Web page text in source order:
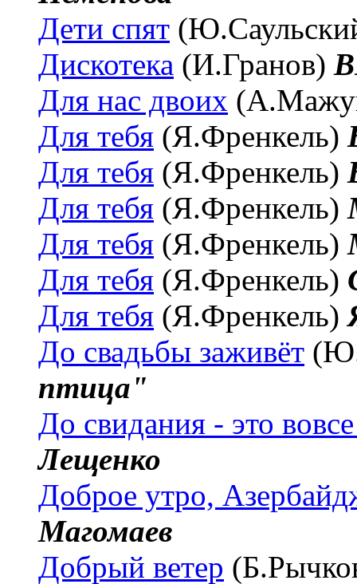
Дети спят
Дискотека (И.Гранов)
Для нас двоих
Для тебя (Я.Френкель)
Для тебя (Я.Френкель)
Для тебя (Я.Френкель)
Для тебя (Я.Френкель)
Для тебя (Я.Френкель)
Для тебя (Я.Френкель)
До свадьбы заживёт
птица"
До свидания - это
Лещенко
Доброе утро,
Магомаев
Добрый ветер